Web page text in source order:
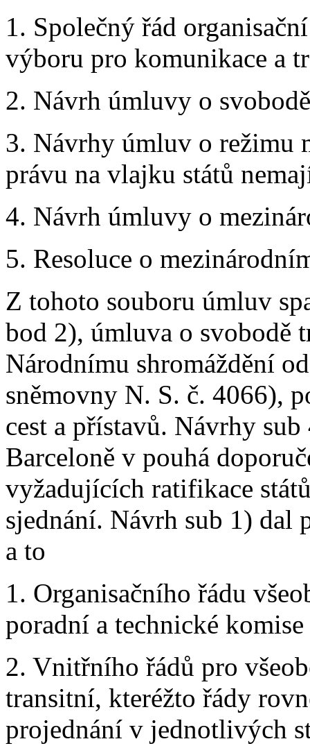
1. Společný řád
výboru pro komunikace a
2. Návrh úmluvy o
3. Návrhy úmluv o režimu
právu na vlajku států
4. Návrh úmluvy o
5. Resoluce o
Z tohoto souboru úmluv
bod 2), úmluva o svobodě
Národnímu shromáždění
sněmovny N. S. č. 4066),
cest a přístavů. Návrhy
Barceloně v pouhá
vyžadujících ratifikace
sjednání. Návrh sub 1) dal
a to
1. Organisačního řádu
poradní a technické
2. Vnitřního řádů pro
transitní, kteréžto řády
projednání v jednotlivých